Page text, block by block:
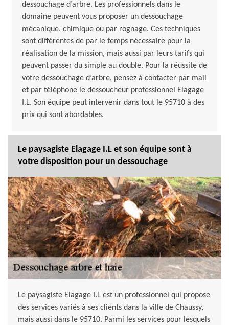
dessouchage d’arbre. Les professionnels dans le
domaine peuvent vous proposer un dessouchage
mécanique, chimique ou par rognage. Ces techniques
sont différentes de par le temps nécessaire pour la
réalisation de la mission, mais aussi par leurs tarifs qui
peuvent passer du simple au double. Pour la réussite de
votre dessouchage d’arbre, pensez à contacter par mail
et par téléphone le dessoucheur professionnel Elagage
I.L. Son équipe peut intervenir dans tout le 95710 à des
prix qui sont abordables.
Le paysagiste Elagage I.L et son équipe sont à
votre disposition pour un dessouchage
Le paysagiste Elagage I.L est un professionnel qui propose
des services variés à ses clients dans la ville de Chaussy,
mais aussi dans le 95710. Parmi les services pour lesquels